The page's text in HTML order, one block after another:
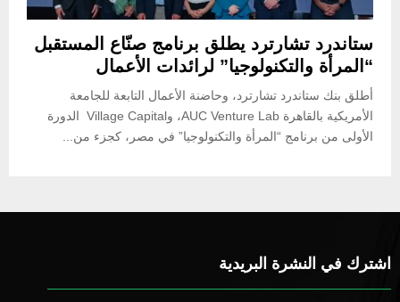
ستاندرد تشارترد يطلق برنامج صنّاع المستقبل
“المرأة والتكنولوجيا” لرائدات الأعمال
أطلق بنك ستاندرد تشارترد، وحاضنة الأعمال التابعة للجامعة
الأمريكية بالقاهرة AUC Venture Lab، وVillage Capital الدورة
الأولى من برنامج “المرأة والتكنولوجيا” في مصر، كجزء من...
اشترك في النشرة البريدية